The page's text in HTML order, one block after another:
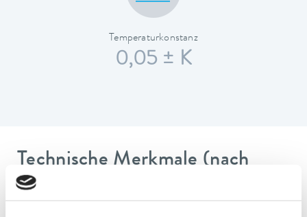
Temperaturkonstanz
0,05 ± K
Technische Merkmale (nach
DIN 12876)